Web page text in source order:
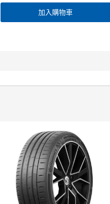
加入購物車